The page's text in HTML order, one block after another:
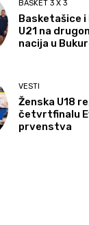
BASKET 3 X 3
Basketašice
U21 na
nacija u
VESTI
Ženska U18
četvrtfinalu
prvenstva